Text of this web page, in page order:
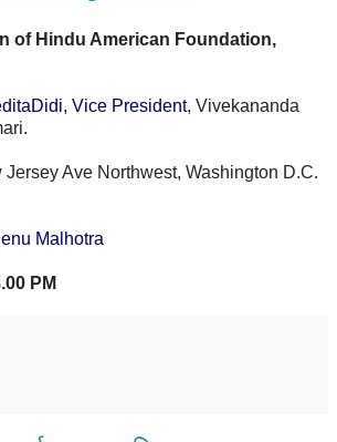
of Hindu American Foundation,
Vice President, Vivekananda
Ave Northwest, Washington D.C.
Malhotra
PM